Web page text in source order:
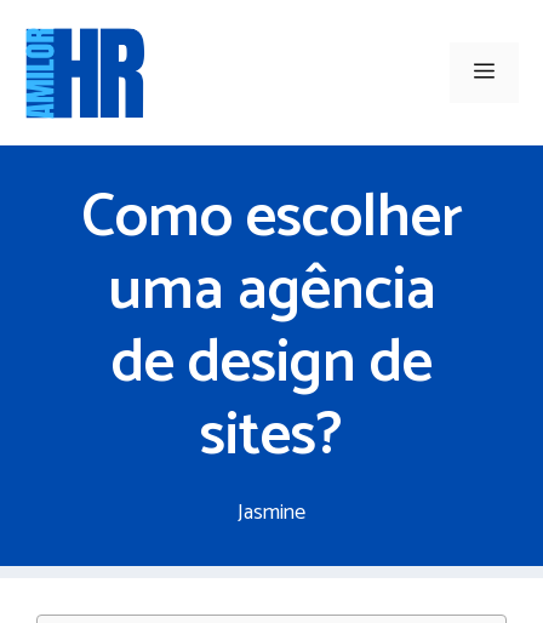
para
conteúdo
Menu
Como escolher
uma agência
de design de
sites?
Jasmine